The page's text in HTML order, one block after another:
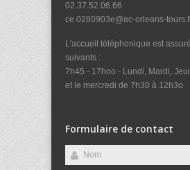
02.37.52.06.66
ce.0280903e@ac-orleans-
L'accueil téléphonique est
suivants :
7h45 - 17hoo - Lundi, Mardi,
et le mercredi de 7h30 à 12h3o
Formulaire de contact